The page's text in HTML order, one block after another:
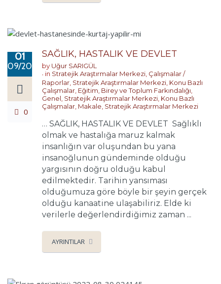
01
09/2022
0
SAĞLIK, HASTALIK VE DEVLET
by Uğur SARIGÜL
in Stratejik Araştırmalar Merkezi, Çalışmalar /
Raporlar, Stratejik Araştırmalar Merkezi, Konu Bazlı
Çalışmalar, Eğitim, Birey ve Toplum Farkındalığı,
Genel, Stratejik Araştırmalar Merkezi, Konu Bazlı
Çalışmalar, Makale, Stratejik Araştırmalar Merkezi
… SAĞLIK, HASTALIK VE DEVLET Sağlıklı
olmak ve hastalığa maruz kalmak
insanlığın var oluşundan bu yana
insanoğlunun gündeminde olduğu
yargısının doğru olduğu kabul
edilmektedir. Tarihin yansıması
olduğumuza göre böyle bir şeyin gerçek
olduğu kanaatine ulaşabiliriz. Elde ki
verilerle değerlendirdiğimiz zaman ...
AYRINTILAR